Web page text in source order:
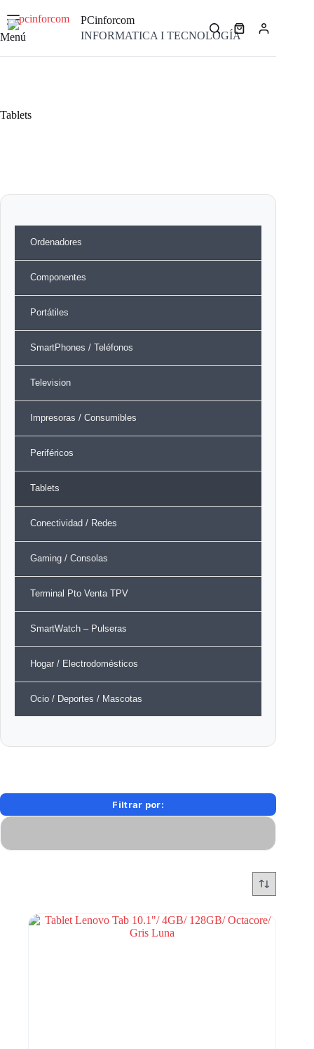
contenido
Menú
PCinforcom
INFORMATICA I TECNOLOGÍACarro
compra
Tablets
Filtrar por:
Ordenadores
Componentes
Portátiles
SmartPhones / Teléfonos
Television
Impresoras / Consumibles
Periféricos
Tablets
Conectividad / Redes
Gaming / Consolas
Terminal Pto Venta TPV
SmartWatch – Pulseras
Hogar / Electrodomésticos
Ocio / Deportes / Mascotas